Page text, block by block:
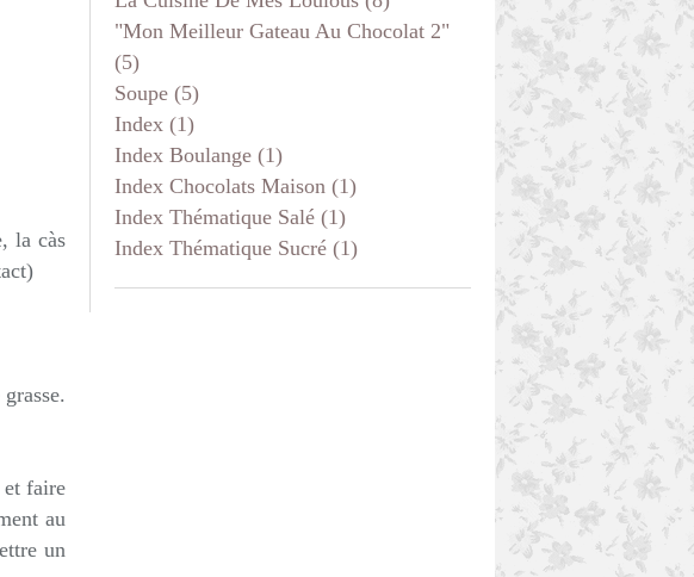
la càs
et faire
au
un
"mon Meilleur Gateau Au Chocolat 2"
(5)
Soupe (5)
Index (1)
Index Boulange (1)
Index Chocolats Maison (1)
Index Thématique Salé (1)
Index Thématique Sucré (1)